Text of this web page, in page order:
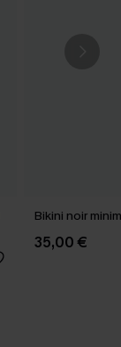
Bikini noir
35,00 €